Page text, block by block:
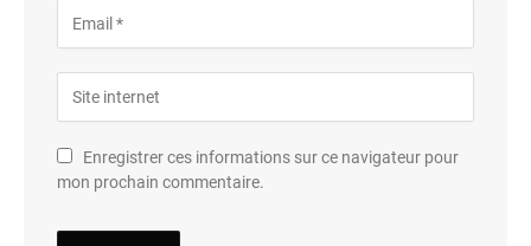
Enregistrer ces informations sur ce navigateur pour
mon prochain commentaire.